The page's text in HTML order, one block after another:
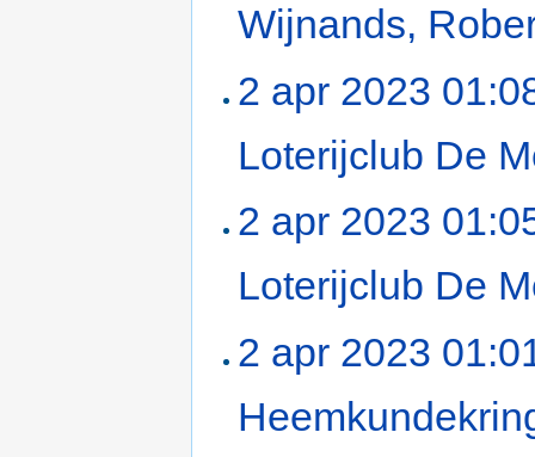
Wijnands,
2 apr 2023
Loterijclub De
2 apr 2023
Loterijclub De
2 apr 2023